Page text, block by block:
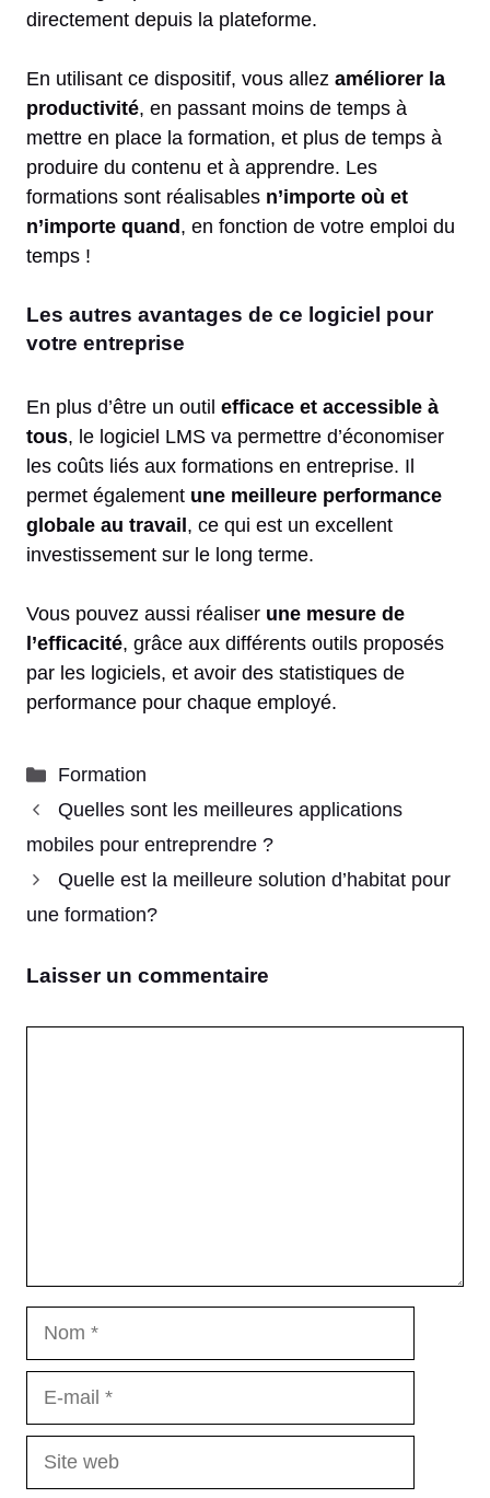
directement depuis la plateforme.
En utilisant ce dispositif, vous allez améliorer la
productivité, en passant moins de temps à
mettre en place la formation, et plus de temps à
produire du contenu et à apprendre. Les
formations sont réalisables n’importe où et
n’importe quand , en fonction de votre emploi du
temps !
Les autres avantages de ce logiciel pour
votre entreprise
En plus d’être un outil efficace et accessible à
tous, le logiciel LMS va permettre d’économiser
les coûts liés aux formations en entreprise. Il
permet également une meilleure performance
globale au travail , ce qui est un excellent
investissement sur le long terme.
Vous pouvez aussi réaliser une mesure de
l’efficacité, grâce aux différents outils proposés
par les logiciels, et avoir des statistiques de
performance pour chaque employé.
Catégories
Formation
Quelles sont les meilleures applications
mobiles pour entreprendre ?
Quelle est la meilleure solution d’habitat pour
une formation?
Laisser un commentaire
Site